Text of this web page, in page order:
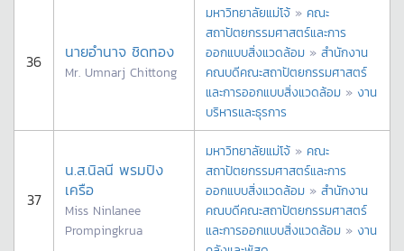
36 นายอำนาจ ชิดทอง
Mr. Umnarj Chittong
มหาวิทยาลัยแม่โจ้ » คณะ
สถาปัตยกรรมศาสตร์และการ
ออกแบบสิ่งแวดล้อม » สำนักงาน
คณบดีคณะสถาปัตยกรรมศาสตร์
และการออกแบบสิ่งแวดล้อม » งาน
บริหารและธุรการ
37
น.ส.นิลนี พรมปิง
เครือ
Miss Ninlanee
Prompingkrua
มหาวิทยาลัยแม่โจ้ » คณะ
สถาปัตยกรรมศาสตร์และการ
ออกแบบสิ่งแวดล้อม » สำนักงาน
คณบดีคณะสถาปัตยกรรมศาสตร์
และการออกแบบสิ่งแวดล้อม » งาน